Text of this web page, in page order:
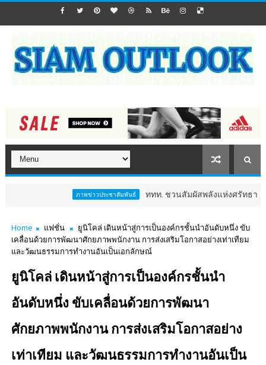
ภาพข่าวประชาสัมพันธ์ ททท. ชวนสัมผัสพลังแห่งศรัทธา ร่วมงาน "
Home แฟชั่น
ยูนิโคล่ เดินหน้าสู่การเป็นองค์กรชั้นนำอันดับหนึ่ง ขับ
เคลื่อนด้วยการพัฒนาศักยภาพพนักงาน การส่งเสริมโอกาสอย่างเท่าเทียม
และวัฒนธรรมการทำงานอันเป็นเอกลักษณ์
ยูนิโคล่ เดินหน้าสู่การเป็นองค์กรชั้นนำ
อันดับหนึ่ง ขับเคลื่อนด้วยการพัฒนา
ศักยภาพพนักงาน การส่งเสริมโอกาสอย่าง
เท่าเทียม และวัฒนธรรมการทำงานอันเป็น